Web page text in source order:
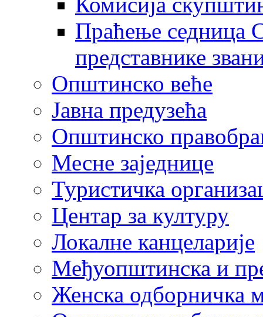
Праћење седница
представнике
Општинско веће
Јавна предузећа
Општинско
Месне заједнице
Туристичка
Центaр за културу
Локалне канцеларије
Међуопштинска и
Женска одборничка